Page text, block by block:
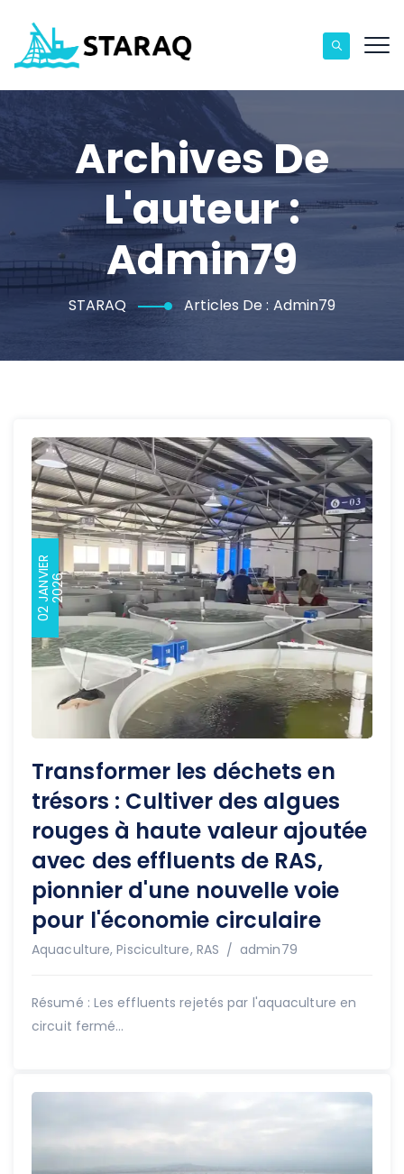
Archives De
L'auteur :
Admin79
STARAQ Articles De : Admin79
0
2
J
A
NV
I
E
R
2
0
26
Transformer les déchets en
trésors : Cultiver des algues
rouges à haute valeur ajoutée
avec des effluents de RAS,
pionnier d'une nouvelle voie
pour l'économie circulaire
Aquaculture,Pisciculture, RAS Auteur
admin79
Résumé : Les effluents rejetés par l'aquaculture en
circuit fermé...